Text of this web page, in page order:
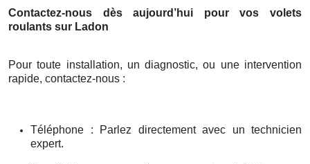
Contactez-nous dès aujourd’hui pour vos volets
roulants sur Ladon
Pour toute installation, un diagnostic, ou une intervention
rapide, contactez-nous :
Téléphone : Parlez directement avec un technicien
expert.